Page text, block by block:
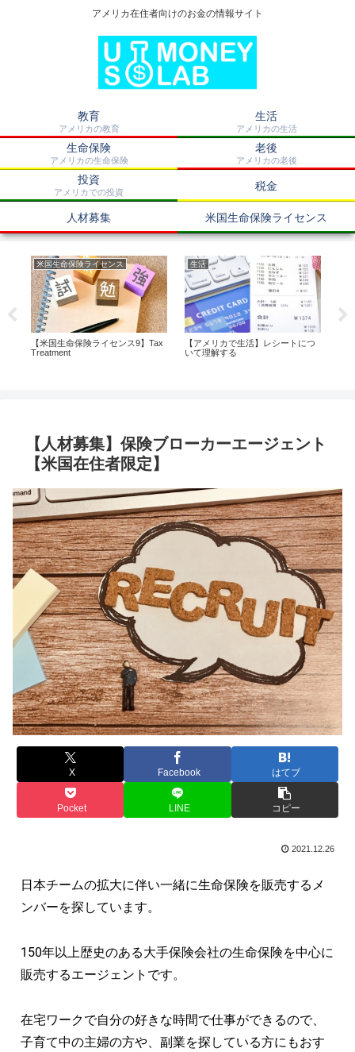
アメリカ在住者向けのお金の情報サイト
教育
アメリカの教育
生活
アメリカの生活
生命保険
アメリカの生命保険
老後
アメリカの老後
投資
アメリカでの投資 税金
人材募集 米国生命保険ライセンス
米国生命保険ライセンス
【米国生命保険ライセンス9】Tax
Treatment
生活
【アメリカで生活】レシートにつ
いて理解する
【人材募集】保険ブローカーエージェント
【米国在住者限定】
X Facebook はてブ
Pocket LINE コピー
2021.12.26
日本チームの拡大に伴い一緒に生命保険を販売するメ
ンバーを探しています。
150年以上歴史のある大手保険会社の生命保険を中心に
販売するエージェントです。
在宅ワークで自分の好きな時間で仕事ができるので、
子育て中の主婦の方や、副業を探している方にもおす